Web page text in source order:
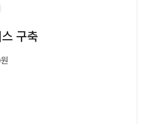
구축